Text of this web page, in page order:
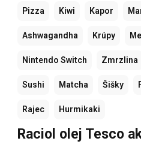
Pizza Kiwi Kapor
Ashwagandha Krúpy
Nintendo Switch Zmrzlina
Sushi Matcha Šišky
Rajec Hurmikaki
Raciol olej Tesco